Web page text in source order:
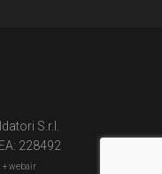
S.r.l.
228492
+webair